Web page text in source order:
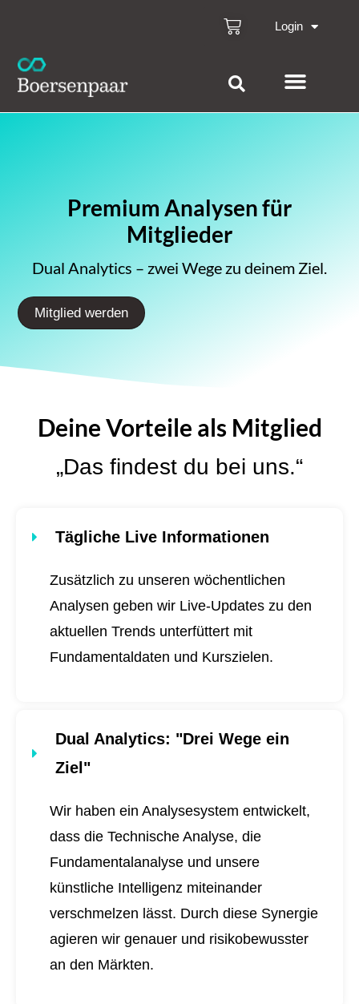
Login
Premium Analysen für
Mitglieder
Dual Analytics – zwei Wege zu deinem Ziel.
Mitglied werden
Deine Vorteile als Mitglied
„Das findest du bei uns.“
Tägliche Live Informationen
Zusätzlich zu unseren wöchentlichen
Analysen geben wir Live-Updates zu den
aktuellen Trends unterfüttert mit
Fundamentaldaten und Kurszielen.
Dual Analytics: "Drei Wege ein
Ziel"
Wir haben ein Analysesystem entwickelt,
dass die Technische Analyse, die
Fundamentalanalyse und unsere
künstliche Intelligenz miteinander
verschmelzen lässt. Durch diese Synergie
agieren wir genauer und risikobewusster
an den Märkten.